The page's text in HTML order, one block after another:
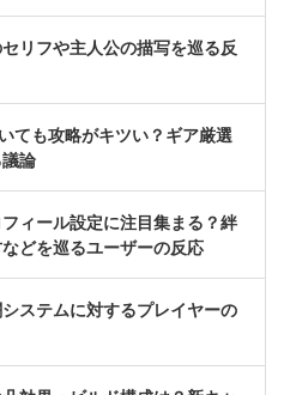
リフや主人公の描写を巡る反
ても攻略がキツい？ギア厳選
論
ィール設定に注目集まる？絆
どを巡るユーザーの反応
ステムに対するプレイヤーの